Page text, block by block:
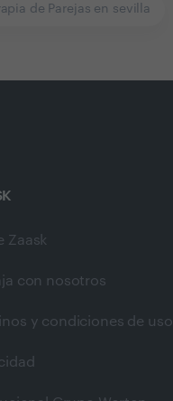
de Parejas en sevilla
Zaask
con nosotros
y condiciones de uso